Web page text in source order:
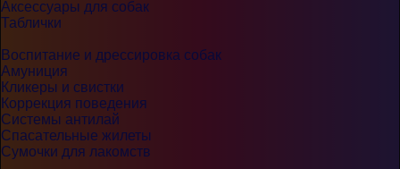
Аксессуары для собак
Таблички
Воспитание и дрессировка собак
Амуниция
Кликеры и свистки
Коррекция поведения
Системы антилай
Спасательные жилеты
Сумочки для лакомств